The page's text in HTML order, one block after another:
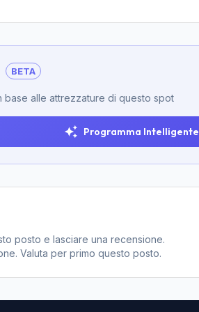
BETA
base alle attrezzature di questo spot
Programma Intelligente
posto e lasciare una recensione.
Valuta per primo questo posto.